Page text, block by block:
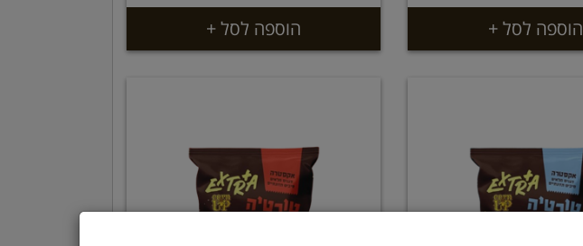
הוספה לסל + הוספה לסל +